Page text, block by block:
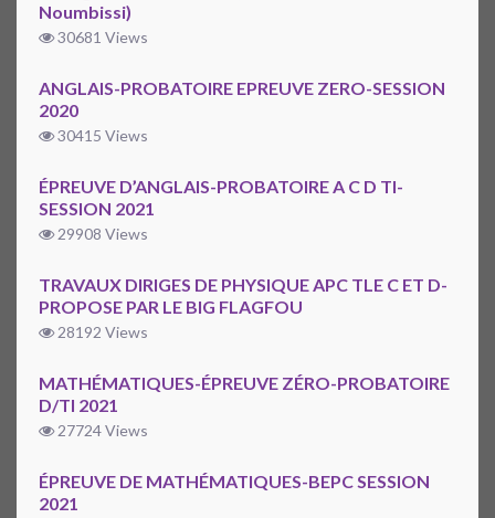
Noumbissi)
30681 Views
ANGLAIS-PROBATOIRE EPREUVE ZERO-SESSION
2020
30415 Views
ÉPREUVE D’ANGLAIS-PROBATOIRE A C D TI-
SESSION 2021
29908 Views
TRAVAUX DIRIGES DE PHYSIQUE APC TLE C ET D-
PROPOSE PAR LE BIG FLAGFOU
28192 Views
MATHÉMATIQUES-ÉPREUVE ZÉRO-PROBATOIRE
D/TI 2021
27724 Views
ÉPREUVE DE MATHÉMATIQUES-BEPC SESSION
2021